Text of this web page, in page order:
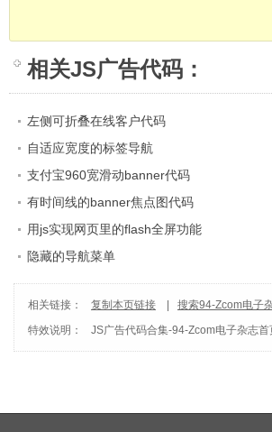
相关JS广告代码 ：
左侧可折叠在线客户代码
自适应宽度的标签导航
支付宝960宽滑动banner代码
有时间线的banner焦点图代码
用js实现网页里的flash全屏功能
隐藏的导航菜单
相关链接： 复制本页链接
搜索94-Zcom电子
特效说明：
JS广告代码合集-94-Zcom电子杂志首